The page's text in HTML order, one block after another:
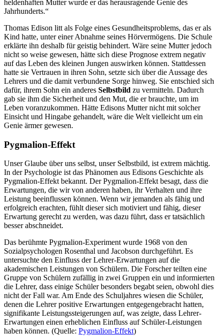
heldenhaften Mutter wurde er das herausragende Genie des
Jahrhunderts.“
Thomas Edison litt als Folge eines Gesundheitsproblems, das er als
Kind hatte, unter einer Abnahme seines Hörvermögens. Die Schule
erklärte ihn deshalb für geistig behindert. Wäre seine Mutter jedoch
nicht so weise gewesen, hätte sich diese Prognose extrem negativ
auf das Leben des kleinen Jungen auswirken können. Stattdessen
hatte sie Vertrauen in ihren Sohn, setzte sich über die Aussage des
Lehrers und die damit verbundene Sorge hinweg. Sie entschied sich
dafür, ihrem Sohn ein anderes Selbstbild zu vermitteln. Dadurch
gab sie ihm die Sicherheit und den Mut, die er brauchte, um im
Leben voranzukommen. Hätte Edisons Mutter nicht mit solcher
Einsicht und Hingabe gehandelt, wäre die Welt vielleicht um ein
Genie ärmer gewesen.
Pygmalion-Effekt
Unser Glaube über uns selbst, unser Selbstbild, ist extrem mächtig.
In der Psychologie ist das Phänomen aus Edisons Geschichte als
Pygmalion-Effekt bekannt. Der Pygmalion-Effekt besagt, dass die
Erwartungen, die wir von anderen haben, ihr Verhalten und ihre
Leistung beeinflussen können. Wenn wir jemanden als fähig und
erfolgreich erachten, fühlt dieser sich motiviert und fähig, dieser
Erwartung gerecht zu werden, was dazu führt, dass er tatsächlich
besser abschneidet.
Das berühmte Pygmalion-Experiment wurde 1968 von den
Sozialpsychologen Rosenthal und Jacobson durchgeführt. Es
untersuchte den Einfluss der Lehrer-Erwartungen auf die
akademischen Leistungen von Schülern. Die Forscher teilten eine
Gruppe von Schülern zufällig in zwei Gruppen ein und informierten
die Lehrer, dass einige Schüler besonders begabt seien, obwohl dies
nicht der Fall war. Am Ende des Schuljahres wiesen die Schüler,
denen die Lehrer positive Erwartungen entgegengebracht hatten,
signifikante Leistungssteigerungen auf, was zeigte, dass Lehrer-
Erwartungen einen erheblichen Einfluss auf Schüler-Leistungen
haben können. (Quelle: Pygmalion-Effekt)